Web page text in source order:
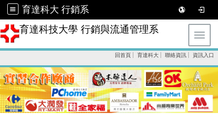
育達科大 行銷系
育達科技大學 行銷與流通管理系
回首頁 育達科大 聯絡資訊 資訊入口